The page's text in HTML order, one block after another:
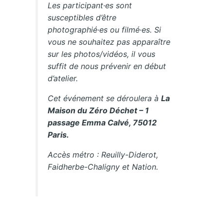
Les participant·es sont
susceptibles d’être
photographié·es ou filmé·es. Si
vous ne souhaitez pas apparaître
sur les photos/vidéos, il vous
suffit de nous prévenir en début
d’atelier.
Cet événement se déroulera àLa
Maison du Zéro Déchet – 1
passage Emma Calvé, 75012
Paris.
Accès métro : Reuilly-Diderot,
Faidherbe-Chaligny et Nation.